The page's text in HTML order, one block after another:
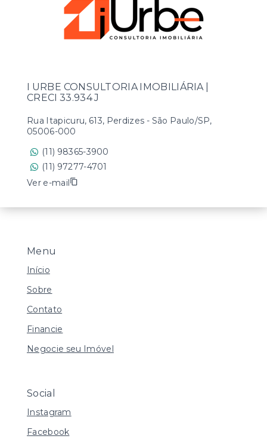
Menu
Início
Sobre
Contato
Financie
Negocie seu Imóvel
Social
Instagram
Facebook
I URBE CONSULTORIA IMOBILIÁRIA |
CRECI 33.934 J
Rua Itapicuru, 613, Perdizes - São Paulo/SP,
05006-000
(11) 98365-3900
(11) 97277-4701
Ver e-mail